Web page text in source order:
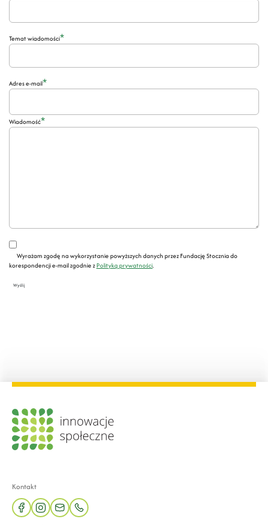
Temat wiadomości*
Adres e-mail*
Wiadomość*
Wyrażam zgodę na wykorzystanie powyższych danych przez Fundację Stocznia do
korespondencji e-mail zgodnie z Polityką prywatności.
Wyślij
Kontakt
facebookinstagram
mail phone